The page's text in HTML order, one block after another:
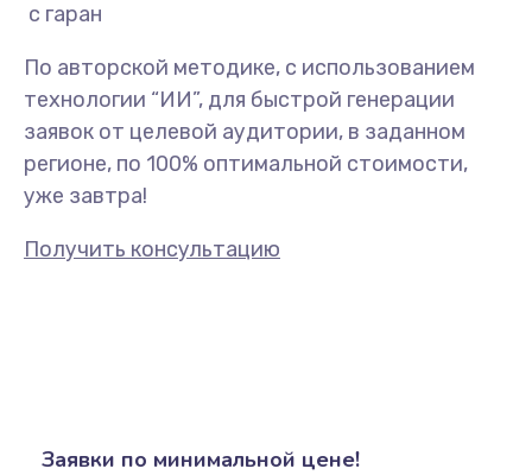
с гарантией
По авторской методике, с использованием
технологии “ИИ”, для быстрой генерации
заявок от целевой аудитории, в заданном
регионе, по 100% оптимальной стоимости,
уже завтра!
Получить консультацию
Заявки по минимальной цене!